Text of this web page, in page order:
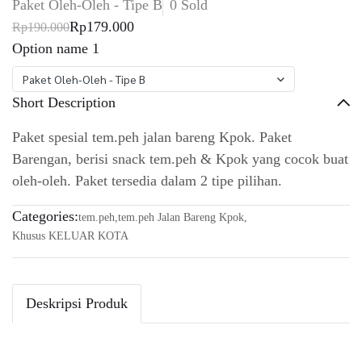
Paket Oleh-Oleh - Tipe B 0 Sold
Rp190.000Rp179.000
Option name 1
Paket Oleh-Oleh - Tipe B
Short Description
Paket spesial tem.peh jalan bareng Kpok. Paket
Barengan, berisi snack tem.peh & Kpok yang cocok buat
oleh-oleh. Paket tersedia dalam 2 tipe pilihan.
Categories:tem.peh,tem.peh Jalan Bareng Kpok,
Khusus KELUAR KOTA
Deskripsi Produk